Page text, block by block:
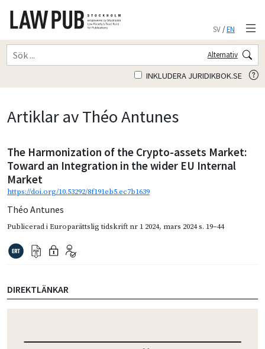
SV/EN
Alternativ
INKLUDERA JURIDIKBOK.SE
Artiklar av Théo Antunes
The Harmonization of the Crypto-assets Market:
Toward an Integration in the wider EU Internal
Market
https://doi.org/10.53292/8f191eb5.ec7b1639
Théo Antunes
Publicerad iEuroparättslig tidskrift nr 1 2024, mars 2024s. 19–44
DIREKTLÄNKAR